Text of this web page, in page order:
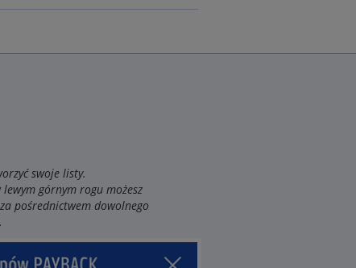
swoje listy.
górnym rogu możesz
pośrednictwem dowolnego